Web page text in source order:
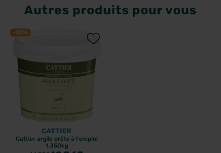
Autres produits pour vous
-30%
CATTIER
Cattier argile prête à l'emploi
1,350kg